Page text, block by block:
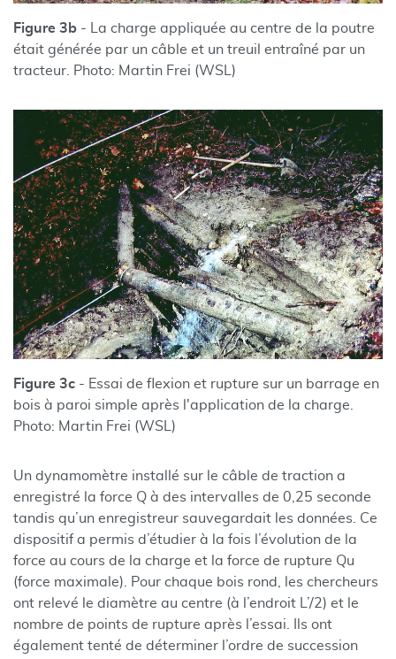
Figure 3b - La charge appliquée au centre de la poutre
était générée par un câble et un treuil entraîné par un
tracteur. Photo: Martin Frei (WSL)
Figure 3c - Essai de flexion et rupture sur un barrage en
bois à paroi simple après l'application de la charge.
Photo: Martin Frei (WSL)
Un dynamomètre installé sur le câble de traction a
enregistré la force Q à des intervalles de 0,25 seconde
tandis qu’un enregistreur sauvegardait les données. Ce
dispositif a permis d’étudier à la fois l’évolution de la
force au cours de la charge et la force de rupture Qu
(force maximale). Pour chaque bois rond, les chercheurs
ont relevé le diamètre au centre (à l’endroit L’/2) et le
nombre de points de rupture après l’essai. Ils ont
également tenté de déterminer l’ordre de succession